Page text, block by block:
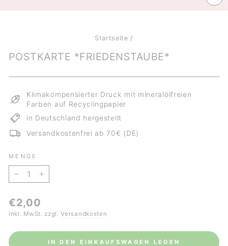
Startseite /
POSTKARTE *FRIEDENSTAUBE*
Klimakompensierter Druck mit mineralölfreien
Farben auf Recyclingpapier
in Deutschland hergestellt
Versandkostenfrei ab 70€ (DE)
MENGE
Normaler
Preis
€2,00
inkl. MwSt. zzgl.Versandkosten
IN DEN EINKAUFSWAGEN LEGEN